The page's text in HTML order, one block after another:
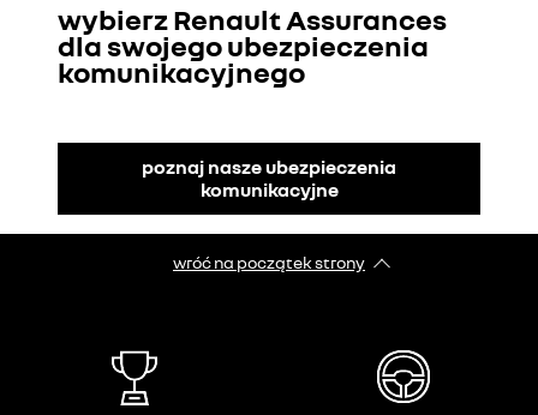
wybierz Renault Assurances
dla swojego ubezpieczenia
komunikacyjnego
poznaj nasze ubezpieczenia
komunikacyjne
wróć na początek strony